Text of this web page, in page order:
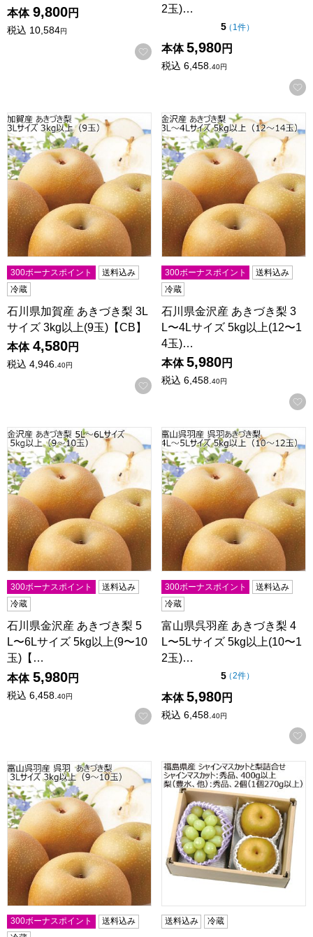
本体 9,800円
税込 10,584円
お気に入りに登録する
2玉)…
5点（5点満点中）
（ 1件の評価
）
本体 5,980円
税込 6,458. 40円
石川県加賀産 あきづき梨 3Lサイズ 3kg以上(9玉)【CB】
300ボーナスポイント
送料込み
冷蔵
石川県加賀産 あきづき梨 3L
サイズ 3kg以上(9玉)【CB】
本体 4,580円
税込 4,946.40円
お気に入りに登録する
石川県金沢産 あきづき梨 3L
300ボーナスポイント
送料込み
冷蔵
石川県金沢産 あきづき梨 3
L〜4Lサイズ 5kg以上(12〜1
4玉)…
本体 5,980円
税込 6,458.40円
石川県金沢産 あきづき梨 5L〜6Lサイズ 5kg以上(9〜10玉)【
300ボーナスポイント
送料込み
冷蔵
石川県金沢産 あきづき梨 5
L〜6Lサイズ 5kg以上(9〜10
玉)【…
本体 5,980円
税込 6,458.40円
お気に入りに登録する
富山県呉羽産 あきづき梨 4L
300ボーナスポイント
送料込み
冷蔵
富山県呉羽産 あきづき梨 4
L〜5Lサイズ 5kg以上(10〜1
2玉)…
5点（5点満点中）
（2件の評価
）
本体 5,980円
税込 6,458. 40円
富山県呉羽産 あきづき梨 3Lサイズ 3kg以上(9〜10玉)【CB】
300ボーナスポイント
送料込み
福島県産 シャインマスカッ
送料込み 冷蔵